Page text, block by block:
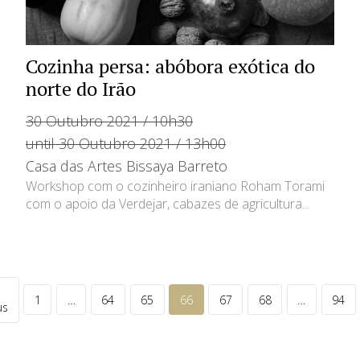
Cozinha persa: abóbora exótica do
norte do Irão
30 Outubro 2021 / 10h30
until 30 Outubro 2021 / 13h00
Casa das Artes Bissaya Barreto
Workshop com o cozinheiro iraniano Roham Torami
com o apoio da Verdejar, cabazes de agricultura...
1 64 65 66 67 68 94